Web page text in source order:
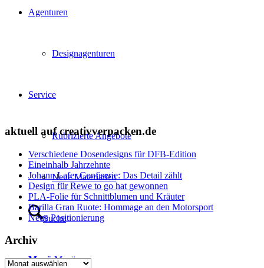
Agenturen
Designagenturen
Service
Rubrizierte Angebote
Neue Materialien
Suche
Menü Menü
aktuell auf creativverpacken.de
Verschiedene Dosendesigns für DFB-Edition
Eineinhalb Jahrzehnte
Johann Lafer Confiserie: Das Detail zählt
Design für Rewe to go hat gewonnen
PLA-Folie für Schnittblumen und Kräuter
Barilla Gran Ruote: Hommage an den Motorsport
Neue Positionierung
Archiv
Archiv